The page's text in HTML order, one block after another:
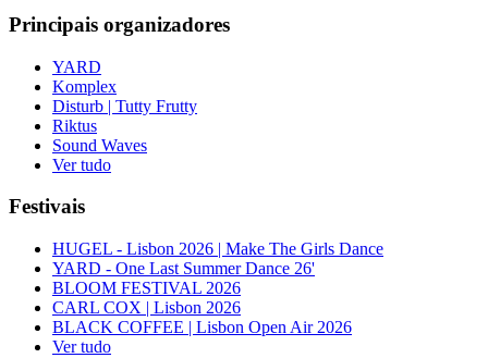
Principais organizadores
YARD
Komplex
Disturb | Tutty Frutty
Riktus
Sound Waves
Ver tudo
Festivais
HUGEL - Lisbon 2026 | Make The Girls Dance
YARD - One Last Summer Dance 26'
BLOOM FESTIVAL 2026
CARL COX | Lisbon 2026
BLACK COFFEE | Lisbon Open Air 2026
Ver tudo